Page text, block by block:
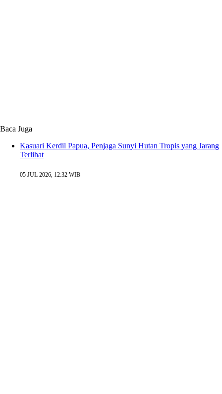
Baca Juga
Kasuari Kerdil Papua, Penjaga Sunyi Hutan Tropis yang Jarang
Terlihat
05 JUL 2026, 12:32 WIB